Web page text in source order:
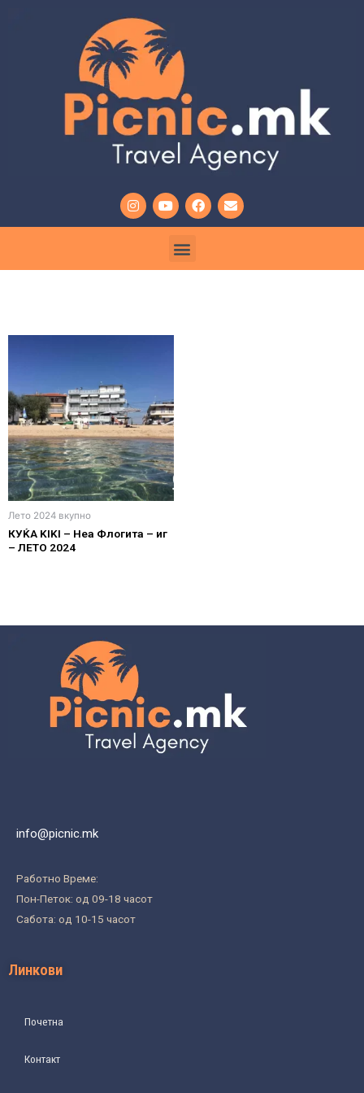
Лето 2024 вкупно
КУЌА KIKI – Неа Флогита – иг
– ЛЕТО 2024
info@picnic.mk
Работно Време:
Пон-Петок: од 09-18 часот
Сабота: од 10-15 часот
Линкови
Почетна
Контакт